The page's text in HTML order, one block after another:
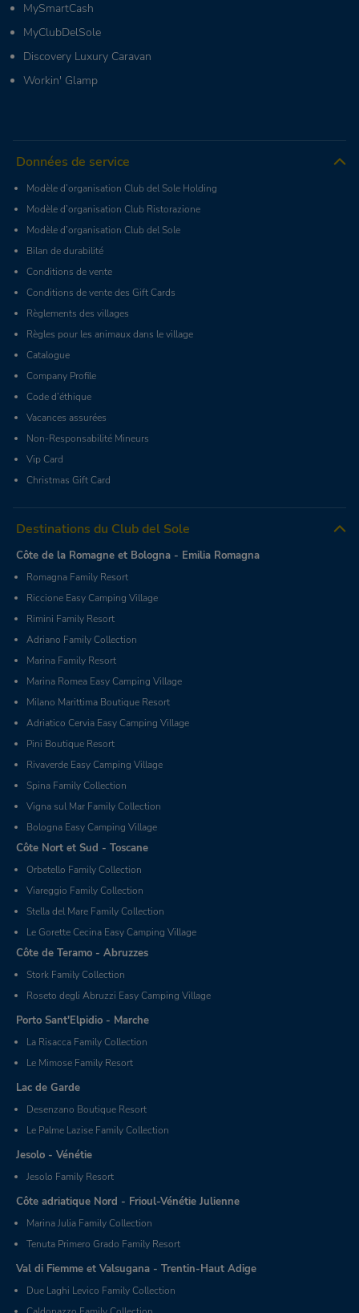
MySmartCash
MyClubDelSole
Discovery Luxury Caravan
Workin' Glamp
Données de service
Modèle d’organisation Club del Sole Holding
Modèle d’organisation Club Ristorazione
Modèle d’organisation Club del Sole
Bilan de durabilité
Conditions de vente
Conditions de vente des Gift Cards
Règlements des villages
Règles pour les animaux dans le village
Catalogue
Company Profile
Code d’éthique
Vacances assurées
Non-Responsabilité Mineurs
Vip Card
Christmas Gift Card
Destinations du Club del Sole
Côte de la Romagne et Bologna - Emilia Romagna
Romagna Family Resort
Riccione Easy Camping Village
Rimini Family Resort
Adriano Family Collection
Marina Family Resort
Marina Romea Easy Camping Village
Milano Marittima Boutique Resort
Adriatico Cervia Easy Camping Village
Pini Boutique Resort
Rivaverde Easy Camping Village
Spina Family Collection
Vigna sul Mar Family Collection
Bologna Easy Camping Village
Côte Nort et Sud - Toscane
Orbetello Family Collection
Viareggio Family Collection
Stella del Mare Family Collection
Le Gorette Cecina Easy Camping Village
Côte de Teramo - Abruzzes
Stork Family Collection
Roseto degli Abruzzi Easy Camping Village
Porto Sant'Elpidio - Marche
La Risacca Family Collection
Le Mimose Family Resort
Lac de Garde
Desenzano Boutique Resort
Le Palme Lazise Family Collection
Jesolo - Vénétie
Jesolo Family Resort
Côte adriatique Nord - Frioul-Vénétie Julienne
Marina Julia Family Collection
Tenuta Primero Grado Family Resort
Val di Fiemme et Valsugana - Trentin-Haut Adige
Due Laghi Levico Family Collection